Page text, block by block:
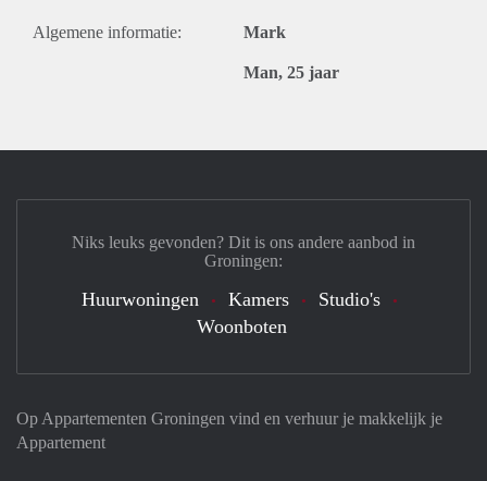
Algemene informatie: Mark
Man, 25 jaar
Op Appartementen Groningen vind en verhuur je makkelijk je
Appartement
Niks leuks gevonden? Dit is ons andere aanbod in
Groningen:
Huurwoningen Kamers
Studio's
Woonboten